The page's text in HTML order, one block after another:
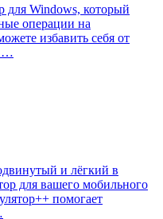
для Windows, который
операции на
избавить себя от
…
и лёгкий в
для вашего мобильного
помогает